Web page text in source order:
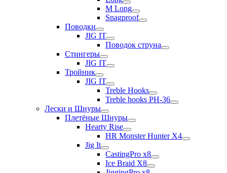
M Long
Snagproof
Поводки
JIG IT
Поводок струна
Стингеры
JIG IT
Тройник
JIG IT
Treble Hooks
Treble hooks PH-36
Лески и Шнуры
Плетёные Шнуры
Hearty Rise
HR Monster Hunter X4
Jig It
CastingPro x8
Ice Braid X8